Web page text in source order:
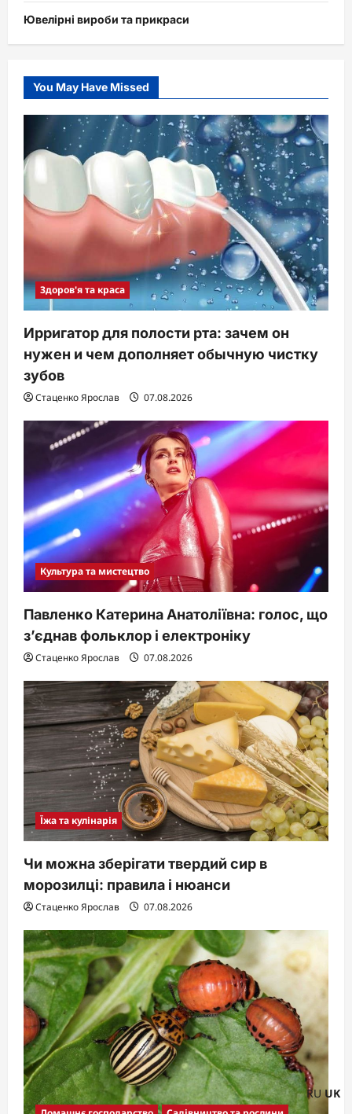
Ювелірні вироби та прикраси
You May Have Missed
Здоров'я та краса
Ирригатор для полости рта: зачем он
нужен и чем дополняет обычную чистку
зубов
Стаценко Ярослав 07.08.2026
Культура та мистецтво
Павленко Катерина Анатоліївна: голос, що
з’єднав фольклор і електроніку
Стаценко Ярослав 07.08.2026
Їжа та кулінарія
Чи можна зберігати твердий сир в
морозилці: правила і нюанси
Стаценко Ярослав 07.08.2026
RU UK